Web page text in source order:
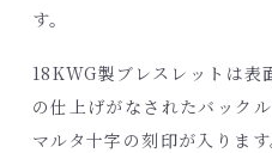
す。
18KWG製ブレスレットは表
の仕上げがなされたバック
マルタ十字の刻印が入りま